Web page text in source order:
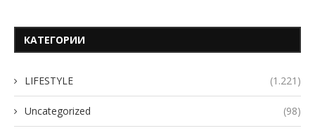
КАТЕГОРИИ
LIFESTYLE (1.221)
Uncategorized (98)